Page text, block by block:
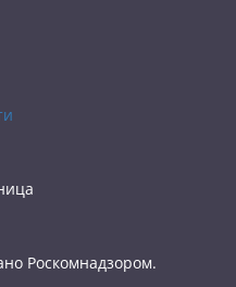
Роскомнадзором.